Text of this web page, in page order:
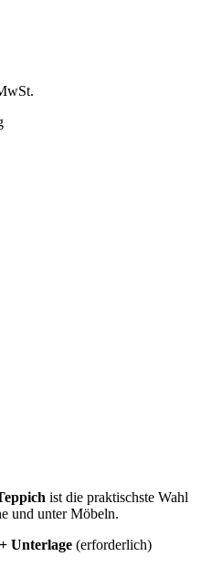
ist die praktischste Wahl
und unter Möbeln.
Unterlage (erforderlich)